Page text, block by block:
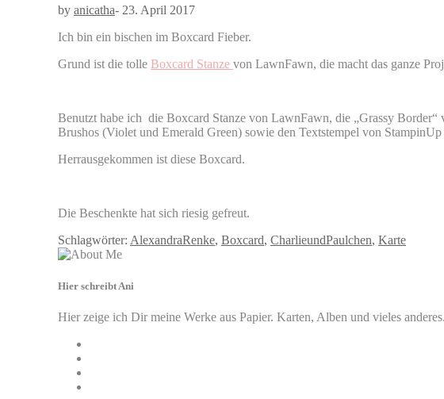
by anicatha- 23. April 2017
Ich bin ein bischen im Boxcard Fieber.
Grund ist die tolle Boxcard Stanze von LawnFawn, die macht das ganze
Benutzt habe ich die Boxcard Stanze von LawnFawn, die „Grassy
Brushos (Violet und Emerald Green) sowie den Textstempel von StampinUp
Herrausgekommen ist diese Boxcard.
Die Beschenkte hat sich riesig gefreut.
Schlagwörter: AlexandraRenke, Boxcard, CharlieundPaulchen, Karte
Hier schreibt Ani
Hier zeige ich Dir meine Werke aus Papier. Karten, Alben und vieles